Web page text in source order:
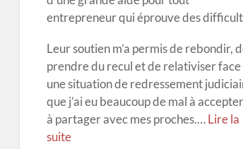
entrepreneur qui éprouve des
Leur soutien m’a permis de rebondir,
prendre du recul et de relativiser face
une situation de redressement
que j’ai eu beaucoup de mal à
à partager avec mes proches.…Lire la
suite